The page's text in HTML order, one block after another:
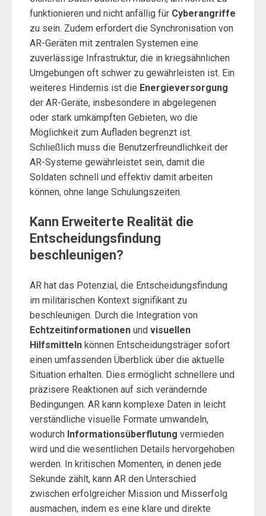
funktionieren und nicht anfällig für Cyberangriffe
zu sein. Zudem erfordert die Synchronisation von
AR-Geräten mit zentralen Systemen eine
zuverlässige Infrastruktur, die in kriegsähnlichen
Umgebungen oft schwer zu gewährleisten ist. Ein
weiteres Hindernis ist die Energieversorgung
der AR-Geräte, insbesondere in abgelegenen
oder stark umkämpften Gebieten, wo die
Möglichkeit zum Aufladen begrenzt ist.
Schließlich muss die Benutzerfreundlichkeit der
AR-Systeme gewährleistet sein, damit die
Soldaten schnell und effektiv damit arbeiten
können, ohne lange Schulungszeiten.
Kann Erweiterte Realität die
Entscheidungsfindung
beschleunigen?
AR hat das Potenzial, die Entscheidungsfindung
im militärischen Kontext signifikant zu
beschleunigen. Durch die Integration von
Echtzeitinformationen und visuellen
Hilfsmitteln können Entscheidungsträger sofort
einen umfassenden Überblick über die aktuelle
Situation erhalten. Dies ermöglicht schnellere und
präzisere Reaktionen auf sich verändernde
Bedingungen. AR kann komplexe Daten in leicht
verständliche visuelle Formate umwandeln,
wodurch Informationsüberflutung vermieden
wird und die wesentlichen Details hervorgehoben
werden. In kritischen Momenten, in denen jede
Sekunde zählt, kann AR den Unterschied
zwischen erfolgreicher Mission und Misserfolg
ausmachen, indem es eine klare und direkte